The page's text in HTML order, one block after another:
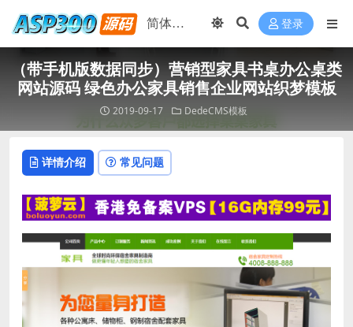
登录
（带手机版数据同步）营销型家具书桌办公桌类
网站源码 绿色办公家具销售企业网站织梦模板
2019-09-17 DedeCMS模板
详情介绍 常见问题